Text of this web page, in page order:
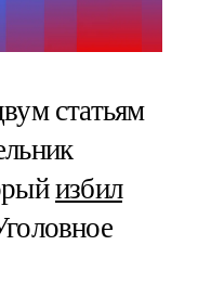
статьям
избил